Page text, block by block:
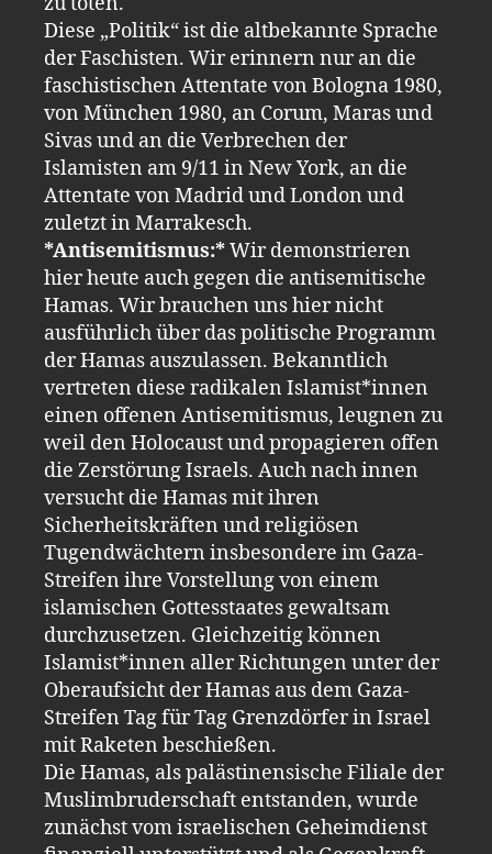
Diese „Politik“ ist die altbekannte Sprache
der Faschisten. Wir erinnern nur an die
faschistischen Attentate von Bologna 1980,
von München 1980, an Corum, Maras und
Sivas und an die Verbrechen der
Islamisten am 9/11 in New York, an die
Attentate von Madrid und London und
zuletzt in Marrakesch.
*Antisemitismus:*Wir demonstrieren
hier heute auch gegen die antisemitische
Hamas. Wir brauchen uns hier nicht
ausführlich über das politische Programm
der Hamas auszulassen. Bekanntlich
vertreten diese radikalen Islamist*innen
einen offenen Antisemitismus, leugnen zu
weil den Holocaust und propagieren offen
die Zerstörung Israels. Auch nach innen
versucht die Hamas mit ihren
Sicherheitskräften und religiösen
Tugendwächtern insbesondere im Gaza-
Streifen ihre Vorstellung von einem
islamischen Gottesstaates gewaltsam
durchzusetzen. Gleichzeitig können
Islamist*innen aller Richtungen unter der
Oberaufsicht der Hamas aus dem Gaza-
Streifen Tag für Tag Grenzdörfer in Israel
mit Raketen beschießen.
Die Hamas, als palästinensische Filiale der
Muslimbruderschaft entstanden, wurde
zunächst vom israelischen Geheimdienst